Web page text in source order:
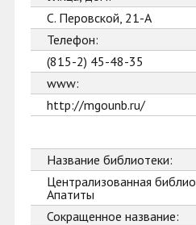
С. Перовской, 21-А
Телефон:
(815-2) 45-48-35
www:
http://mgounb.ru/
Название библиотеки:
Централизованная
Апатиты
Сокращенное название: